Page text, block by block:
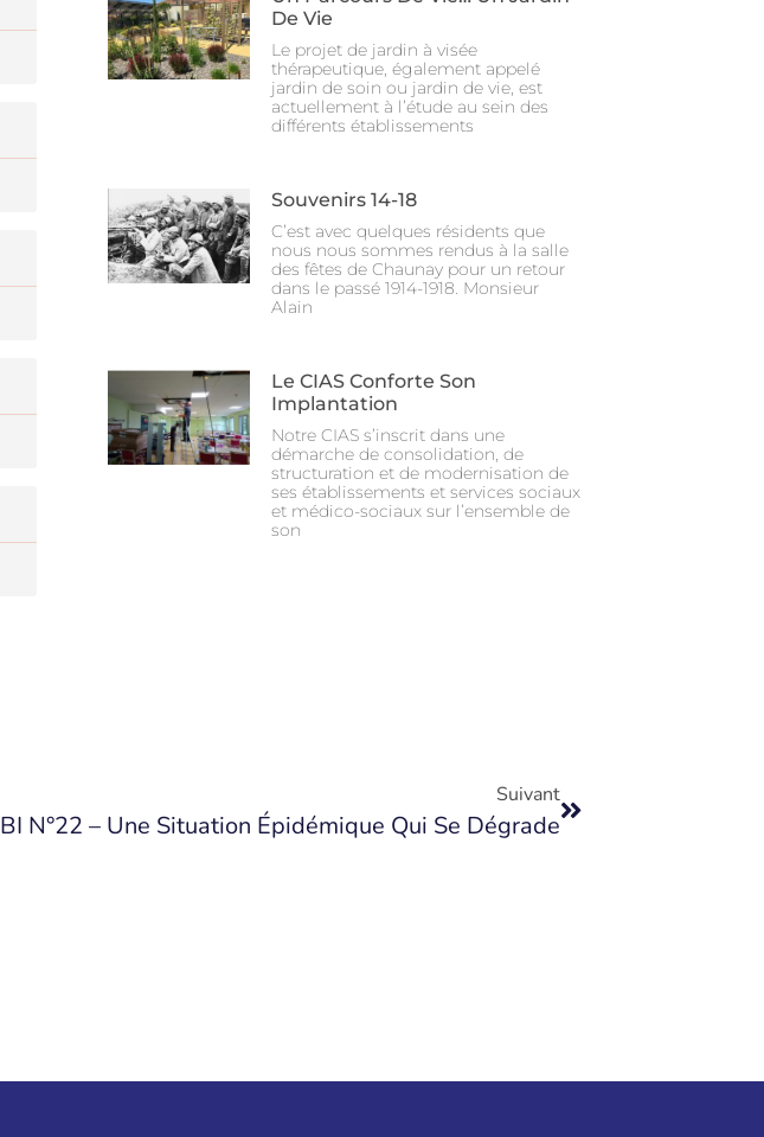
De Vie
Le projet de jardin à visée
thérapeutique, également appelé
jardin de soin ou jardin de vie, est
actuellement à l’étude au sein des
différents établissements
Souvenirs 14-18
C’est avec quelques résidents que
nous nous sommes rendus à la salle
des fêtes de Chaunay pour un retour
dans le passé 1914-1918. Monsieur
Alain
Le CIAS Conforte Son
Implantation
Notre CIAS s’inscrit dans une
démarche de consolidation, de
structuration et de modernisation de
ses établissements et services sociaux
et médico-sociaux sur l’ensemble de
son
Suivant
BI N°22 – Une Situation Épidémique Qui Se Dégrade